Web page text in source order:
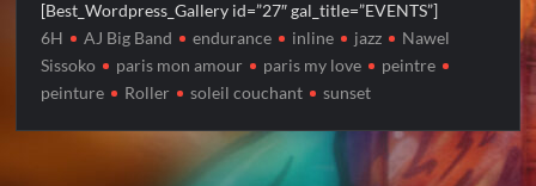
[Best_Wordpress_Gallery id=”27″ gal_title=”EVENTS”]
6H
AJ Big Band endurance inline jazz
Nawel
Sissoko
paris mon amour paris my love
peintre
peinture
Roller soleil couchant sunset